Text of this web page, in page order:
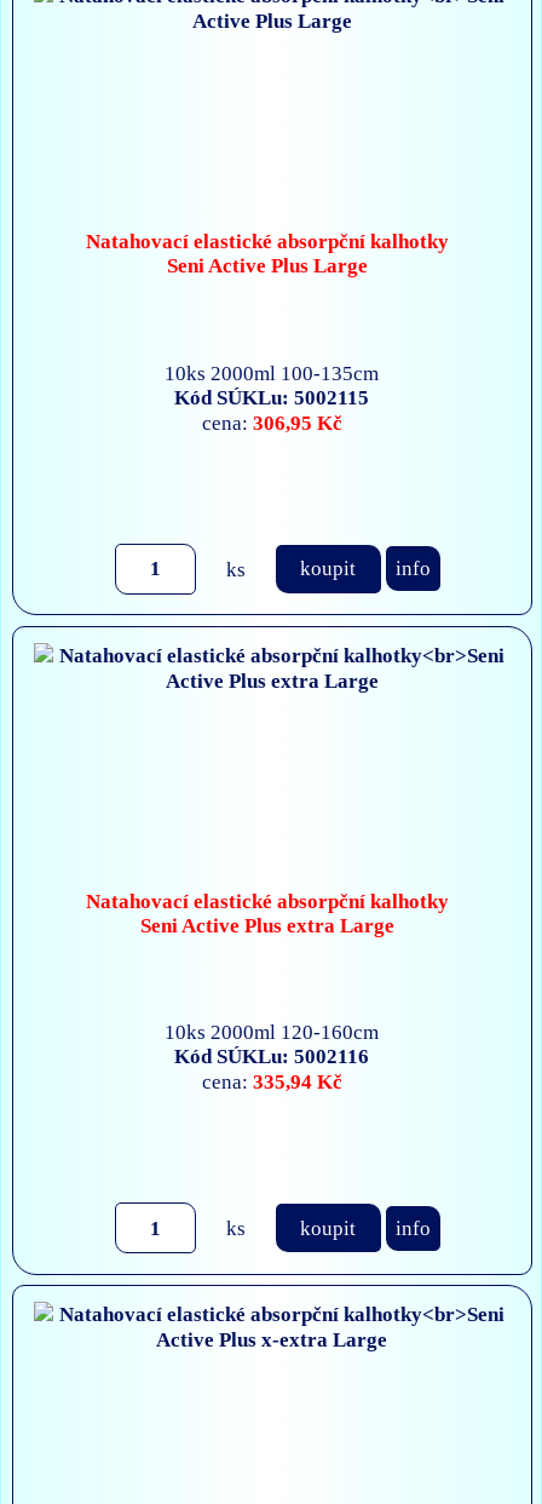
Natahovací elastické absorpční kalhotky
Seni Active Plus Large
10ks 2000ml 100-135cm
Kód SÚKLu: 5002115
cena: 306,95 Kč
ks koupit info
Natahovací elastické absorpční kalhotky
Seni Active Plus extra Large
10ks 2000ml 120-160cm
Kód SÚKLu: 5002116
cena: 335,94 Kč
ks koupit info